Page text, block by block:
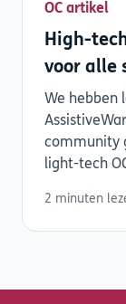
OC artikel
High-
voor alle
We hebben
community
light-tech
2 minuten